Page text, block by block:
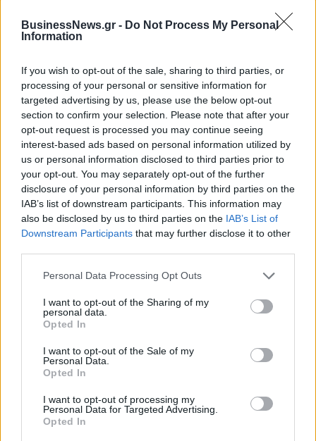
BusinessNews.gr - Do Not Process My Personal
Information
If you wish to opt-out of the sale, sharing to third parties, or
processing of your personal or sensitive information for
targeted advertising by us, please use the below opt-out
section to confirm your selection. Please note that after your
opt-out request is processed you may continue seeing
interest-based ads based on personal information utilized by
us or personal information disclosed to third parties prior to
your opt-out. You may separately opt-out of the further
disclosure of your personal information by third parties on the
IAB’s list of downstream participants. This information may
also be disclosed by us to third parties on the IAB’s List of
Downstream Participants that may further disclose it to other
Personal Data Processing Opt Outs
I want to opt-out of the Sharing of my
personal data.
Opted In
I want to opt-out of the Sale of my
Personal Data.
Opted In
I want to opt-out of processing my
Personal Data for Targeted Advertising.
Opted In
στη Δανία για το 2/2 στο
Ευρωμπάσκετ (live stream)
Fourlis: Συμφωνία για την
εκατ. ευρώ
Β.Σ. Καρούλιας: Τζίρος 98,7 εκατ. ευρώ και αύξηση κερδών 57% - Τα
νέα στοιχήματα σε low & non alcohol
Deloitte Ελλάδος:
Χρηματοοικονομικός
σύμβουλος της ΔΕΗ για την
είσοδο στην πολωνική αγορά
ενέργειας
Media: Με ενίσχυση 8 εκατ.
ευρώ σε 451 επιχειρήσεις
ξεκίνησε το πρόγραμμα
στήριξης- Κάλυψη εισφορών
ΕΔΟΕΑΠ
IAB Hellas: Νέα Διοικούσα Επιτροπή και νέο Διοικητικό Συμβούλιο -
Πρόεδρος ο Γαληνός Γιαγλής
Η Toyota φέρνει νέα γενιά
αυτοκινητοβιομηχανία